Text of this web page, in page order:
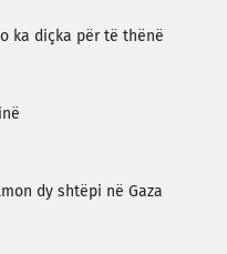
ka diçka për të thënë
dy shtëpi në Gaza